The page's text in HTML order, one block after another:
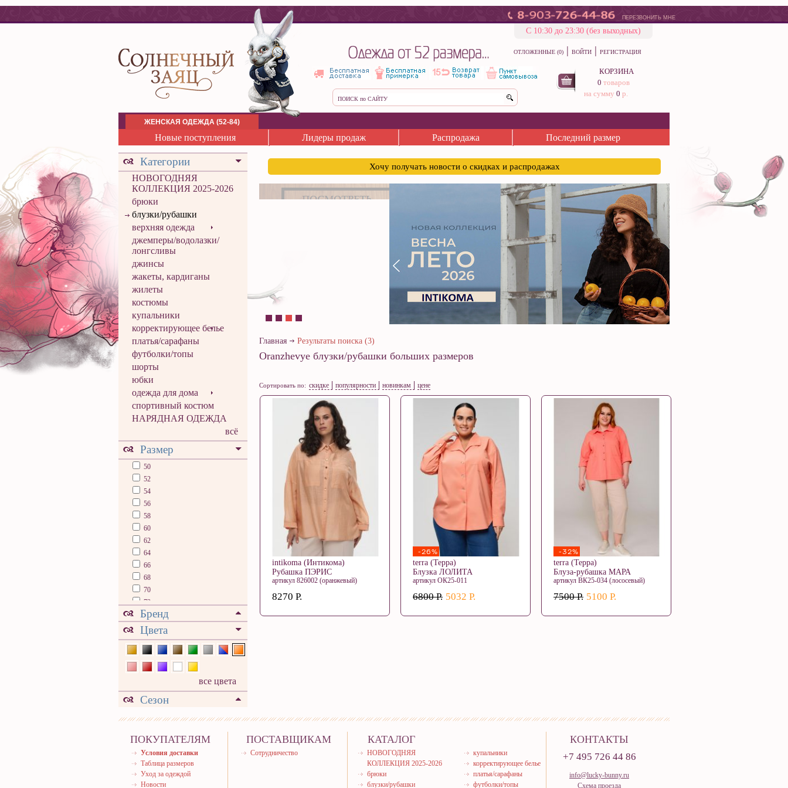
ПЕРЕЗВОНИТЬ МНЕ
С 10:30 до 23:30 (без выходных)
ОТЛОЖЕННЫЕ (0) | ВОЙТИ | РЕГИСТРАЦИЯ
КОРЗИНА
0 товаров
на сумму 0 р.
ЖЕНСКАЯ ОДЕЖДА (52-84)
Новые поступления Лидеры продаж Распродажа Последний размер
Категории
НОВОГОДНЯЯ
КОЛЛЕКЦИЯ 2025-2026
брюки
блузки/рубашки
верхняя одежда
джемперы/водолазки/
лонгсливы
джинсы
жакеты, кардиганы
жилеты
костюмы
купальники
корректирующее белье
платья/сарафаны
футболки/топы
шорты
юбки
одежда для дома
спортивный костюм
НАРЯДНАЯ ОДЕЖДА
всё
Размер
50
52
54
56
58
60
62
64
66
68
70
72
74
76
78
80
Бренд
Цвета
все цвета
Сезон
Хочу получать новости о скидках и распродажах
Главная Результаты поиска (3)
Oranzhevye блузки/рубашки больших размеров
Сортировать по: скидке популярности новинкам цене
intikoma (Интикома)
Рубашка ПЭРИС
артикул 826002 (оранжевый)
8270 Р.
-26%
terra (Терра)
Блузка ЛОЛИТА
артикул ОК25-011
6800 Р. 5032 Р.
-32%
terra (Терра)
Блуза-рубашка МАРА
артикул ВК25-034 (лососевый)
7500 Р. 5100 Р.
ПОКУПАТЕЛЯМ
Условия доставки
Таблица размеров
Уход за одеждой
Новости
ПОСТАВЩИКАМ
Сотрудничество
КАТАЛОГ
НОВОГОДНЯЯ
КОЛЛЕКЦИЯ 2025-2026
брюки
блузки/рубашки
купальники
корректирующее белье
платья/сарафаны
футболки/топы
КОНТАКТЫ
+7 495 726 44 86
info@lucky-bunny.ru
Схема проезда